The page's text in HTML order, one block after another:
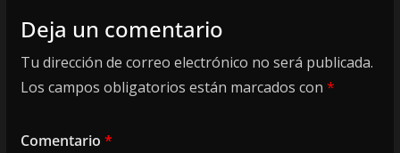
Deja un comentario
Tu dirección de correo electrónico no será publicada.
Los campos obligatorios están marcados con *
Comentario *